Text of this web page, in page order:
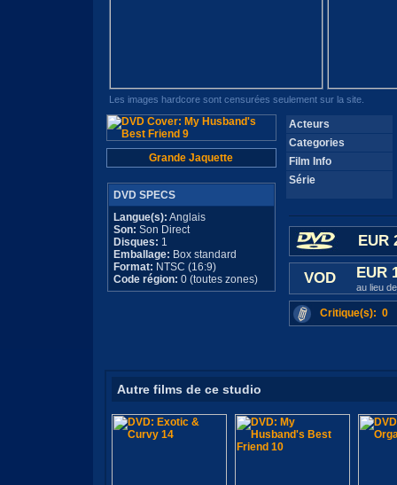
Les images hardcore sont censurées seulement sur la site.
Grande Jaquette
DVD SPECS
Langue(s): Anglais
Son: Son Direct
Disques: 1
Emballage: Box standard
Format: NTSC (16:9)
Code région: 0 (toutes zones)
Acteurs
Categories
Film Info
Série
EUR
VOD EUR
au lieu
Critique(s): 0
Autre films de ce studio